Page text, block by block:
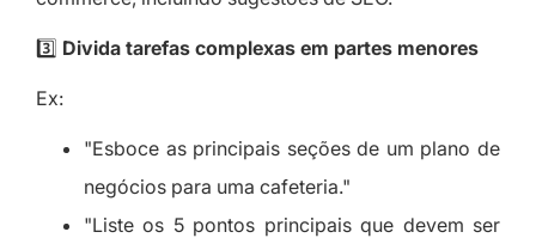
3️⃣ Divida tarefas complexas em partes menores
Ex:
"Esboce as principais seções de um plano de
negócios para uma cafeteria."
"Liste os 5 pontos principais que devem ser